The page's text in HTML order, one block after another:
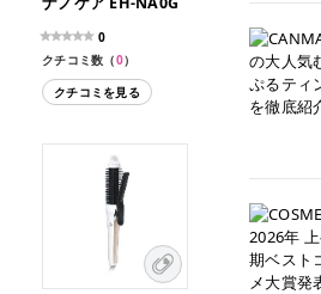
0
クチコミ数（0）
クチコミを見る